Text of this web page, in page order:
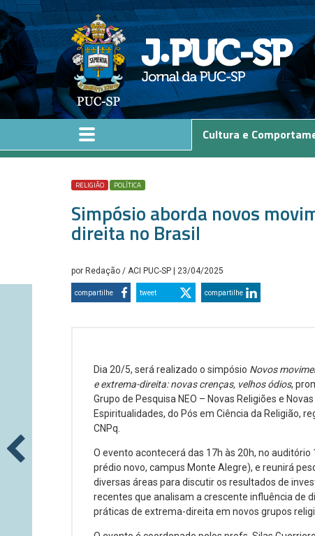
Pular para o conteúdo principal
Cultura e
RELIGIÃO POLÍTICA
Simpósio aborda novos
direita no Brasil
por Redação / ACI PUC-SP | 23/04/2025
compartilhe tweet compartilhe
Dia 20/5, será realizado o simpósio Novos
e extrema-direita: novas crenças, velhos ódios,
Grupo de Pesquisa NEO – Novas Religiões e Novas
Espiritualidades, do Pós em Ciência da Religião,
CNPq.
O evento acontecerá das 17h às 20h, no auditório
prédio novo, campus Monte Alegre), e reunirá
diversas áreas para discutir os resultados de
recentes que analisam a crescente influência de
práticas de extrema-direita em novos grupos